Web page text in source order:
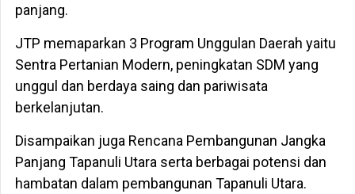
panjang.
JTP memaparkan 3 Program Unggulan Daerah yaitu
Sentra Pertanian Modern, peningkatan SDM yang
unggul dan berdaya saing dan pariwisata
berkelanjutan.
Disampaikan juga Rencana Pembangunan Jangka
Panjang Tapanuli Utara serta berbagai potensi dan
hambatan dalam pembangunan Tapanuli Utara.